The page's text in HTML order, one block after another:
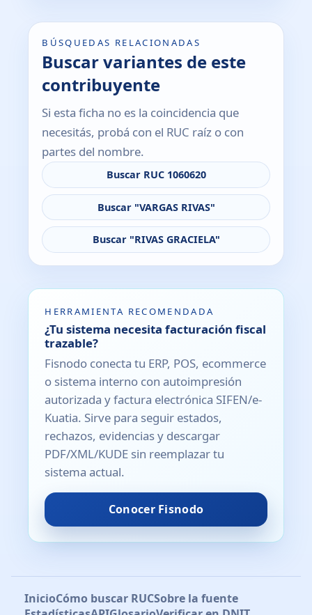
BÚSQUEDAS RELACIONADAS
Buscar variantes de este
contribuyente
Si esta ficha no es la coincidencia que
necesitás, probá con el RUC raíz o con
partes del nombre.
Buscar RUC 1060620
Buscar "VARGAS RIVAS"
Buscar "RIVAS GRACIELA"
HERRAMIENTA RECOMENDADA
¿Tu sistema necesita facturación fiscal
trazable?
Fisnodo conecta tu ERP, POS, ecommerce
o sistema interno con autoimpresión
autorizada y factura electrónica SIFEN/e-
Kuatia. Sirve para seguir estados,
rechazos, evidencias y descargar
PDF/XML/KUDE sin reemplazar tu
sistema actual.
Conocer Fisnodo
InicioCómo buscar RUCSobre la fuente